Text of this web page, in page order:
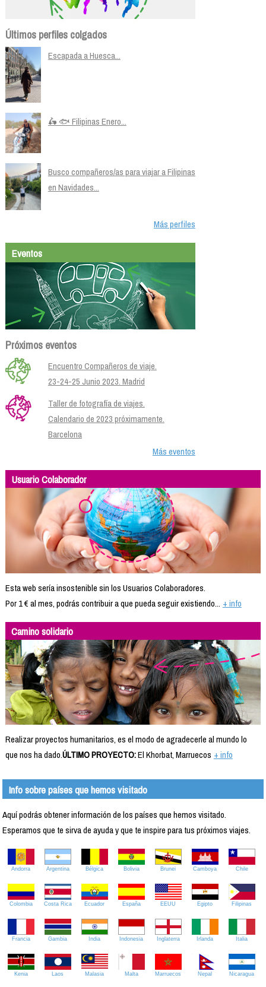
Últimos perfiles colgados
Escapada a Huesca...
🛵 🐟 Filipinas Enero...
Busco compañeros/as para viajar a Filipinas
en Navidades...
Más perfiles
Eventos
Próximos eventos
Encuentro Compañeros de viaje.
23-24-25 Junio 2023. Madrid
Taller de fotografía de viajes.
Calendario de 2023 próximamente.
Barcelona
Más eventos
Usuario Colaborador
Esta web sería insostenible sin los Usuarios Colaboradores.
Por 1 € al mes, podrás contribuir a que pueda seguir existiendo... + info
Camino solidario
Realizar proyectos humanitarios, es el modo de agradecerle al mundo lo
que nos ha dado.ÚLTIMO PROYECTO:El Khorbat, Marruecos + info
Info sobre países que hemos visitado
Aquí podrás obtener información de los países que hemos visitado.
Esperamos que te sirva de ayuda y que te inspire para tus próximos viajes.
Andorra Argentina Bélgica Bolivia Brunei Camboya Chile
Colombia Costa Rica Ecuador España EEUU Egipto Filipinas
Francia Gambia India Indonesia Inglaterra Irlanda Italia
Kenia Laos Malasia Malta Marruecos Nepal Nicaragua